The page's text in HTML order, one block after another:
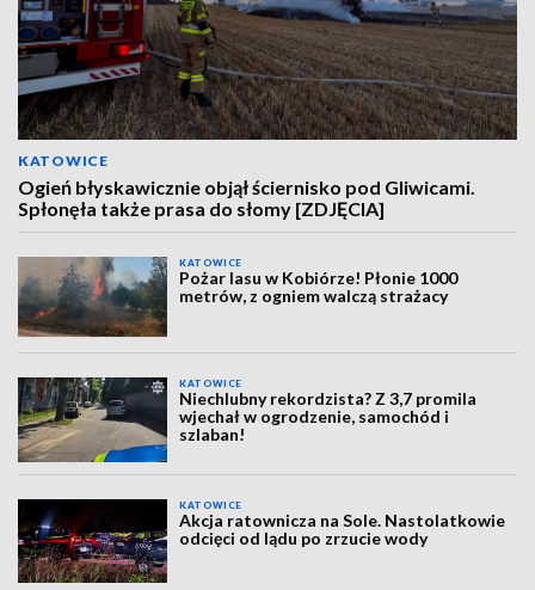
KATOWICE
Ogień błyskawicznie objął ściernisko pod Gliwicami.
Spłonęła także prasa do słomy [ZDJĘCIA]
KATOWICE
Pożar lasu w Kobiórze! Płonie 1000
metrów, z ogniem walczą strażacy
KATOWICE
Niechlubny rekordzista? Z 3,7 promila
wjechał w ogrodzenie, samochód i
szlaban!
KATOWICE
Akcja ratownicza na Sole. Nastolatkowie
odcięci od lądu po zrzucie wody